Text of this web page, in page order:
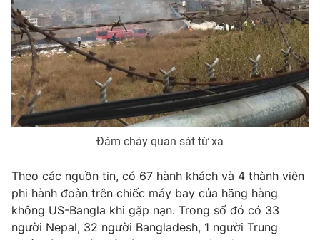
Đám cháy quan sát từ xa
Theo các nguồn tin, có 67 hành khách và 4 thành viên
phi hành đoàn trên chiếc máy bay của hãng hàng
không US-Bangla khi gặp nạn. Trong số đó có 33
người Nepal, 32 người Bangladesh, 1 người Trung